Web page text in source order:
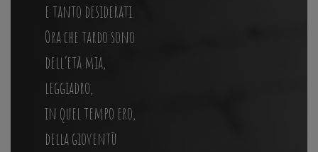
e tanto desiderati.
Ora che tardo sono
dell’età mia,
leggiadro,
in quel tempo ero,
della gioventù